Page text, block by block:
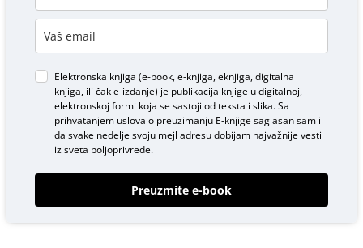
Elektronska knjiga (e-book, e-knjiga, eknjiga, digitalna
knjiga, ili čak e-izdanje) je publikacija knjige u digitalnoj,
elektronskoj formi koja se sastoji od teksta i slika. Sa
prihvatanjem uslova o preuzimanju E-knjigesaglasan sam i
da svake nedelje svoju mejl adresu dobijam najvažnije vesti
iz sveta poljoprivrede.
Preuzmite e-book